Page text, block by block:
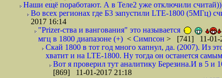
Наши ещё поработают. А в Теле2 уже отключили
Во всех регионах где Б3 запустили LTE-1800 (5МГц)
2017 16:14
"Prizer-ства и вангования" это называется
мгц в 1800 диапазоне (+) < Симпсон > [741] 11-01-
Скай 1800 в тот год много хапнул, да. (2007). Из
хватит и на LTE-1800. Ну тогда он останется
Вот я проверил тут аналитику Березина.И в 5 и
[869] 11-01-2017 21:18